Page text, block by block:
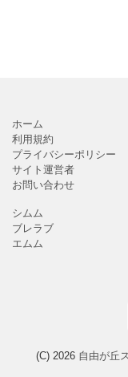
ホーム
利用規約
プライバシーポリシー
サイト運営者
お問い合わせ
シムム
ブレラブ
エムム
(C) 2026 自由が丘